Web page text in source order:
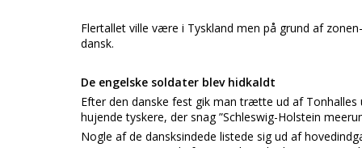
Flertallet ville være i Tyskland men på grund af
dansk.
De engelske soldater blev hidkaldt
Efter den danske fest gik man trætte ud af
hujende tyskere, der snag ”Schleswig-Holstein
Nogle af de dansksindede listede sig ud af